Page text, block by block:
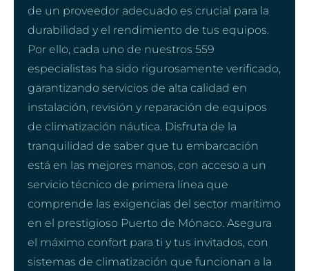
de un proveedor adecuado es crucial para la
durabilidad y el rendimiento de tus equipos.
Por ello, cada uno de nuestros 559
especialistas ha sido rigurosamente verificado,
garantizando servicios de alta calidad en
instalación, revisión y reparación de equipos
de climatización náutica. Disfruta de la
tranquilidad de saber que tu embarcación
está en las mejores manos, con acceso a un
servicio técnico de primera línea que
comprende las exigencias del sector marítimo
en el prestigioso Puerto de Mónaco. Asegura
el máximo confort para ti y tus invitados, con
sistemas de climatización que funcionan a la